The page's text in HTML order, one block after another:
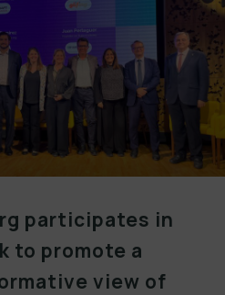
participates in
to promote a
view of